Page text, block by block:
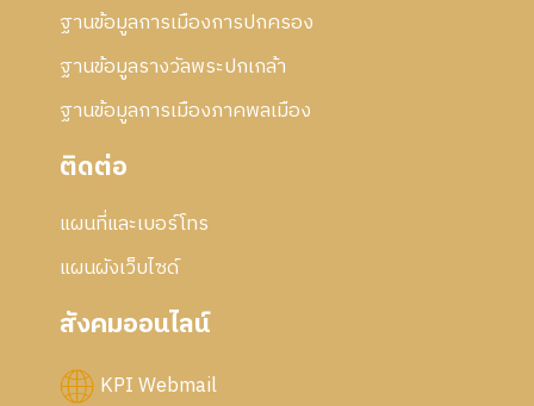
ฐานข้อมูลการเมืองการปกครอง
ฐานข้อมูลรางวัลพระปกเกล้า
ฐานข้อมูลการเมืองภาคพลเมือง
ติดต่อ
แผนที่และเบอร์โทร
แผนผังเว็บไซด์
สังคมออนไลน์
KPI Webmail